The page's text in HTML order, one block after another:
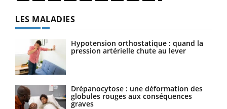
LES MALADIES
Hypotension orthostatique : quand la
pression artérielle chute au lever
Drépanocytose : une déformation des
globules rouges aux conséquences
graves